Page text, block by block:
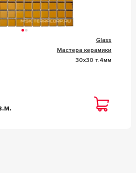
Glass
Мастера керамики
30x30 т.4мм